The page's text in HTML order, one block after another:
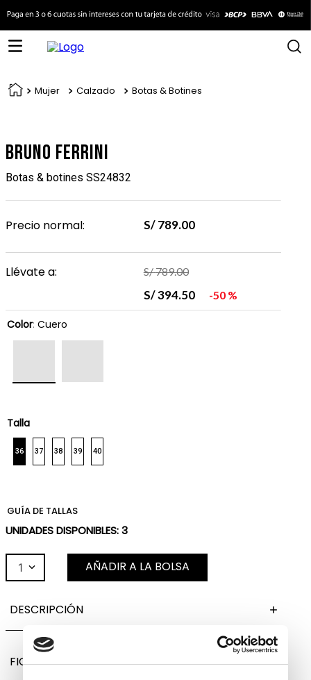
Mujer Calzado Botas & Botines
Bruno Ferrini
Botas & botines SS24832
Precio normal: S/ 789.00
Llévate a: S/789.00
S/394.50 50 %
Color: Cuero
Talla
36 37 38 39 40
GUÍA DE TALLAS
UNIDADES DISPONIBLES:3
1 AÑADIR A LA BOLSA
DESCRIPCIÓN
FICHA TÉCNICA